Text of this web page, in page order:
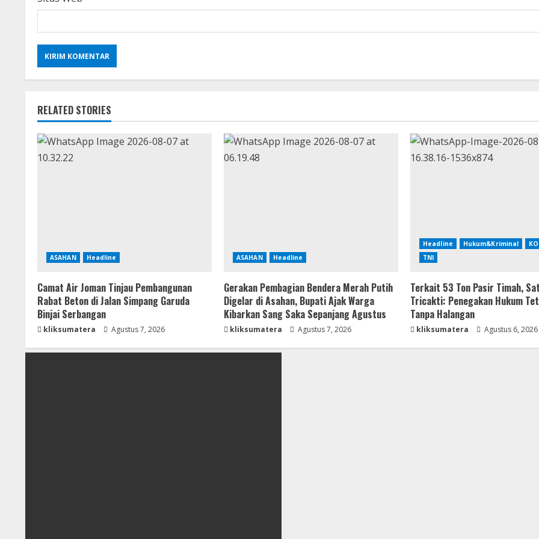
RELATED STORIES
ASAHAN Headline
Camat Air Joman Tinjau Pembangunan
Rabat Beton di Jalan Simpang Garuda
Binjai Serbangan
kliksumatera Agustus 7, 2026
ASAHAN Headline
Gerakan Pembagian Bendera Merah Putih
Digelar di Asahan, Bupati Ajak Warga
Kibarkan Sang Saka Sepanjang Agustus
kliksumatera Agustus 7, 2026
Headline Hukum&Kriminal
TNI
Terkait 53 Ton Pasir Timah,
Tricakti: Penegakan Hukum
Tanpa Halangan
kliksumatera Agustus 6, 2026